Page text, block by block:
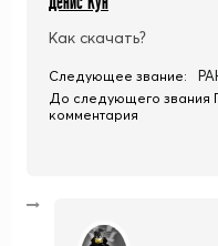
Как скачать?
Следующее звание:
До следующего звания
комментария